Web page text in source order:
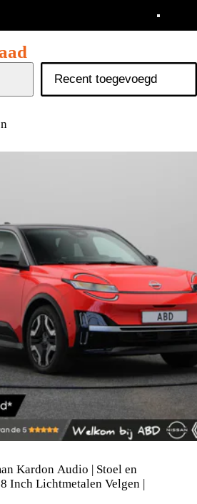
Kardon Audio | Stoel en
Inch Lichtmetalen Velgen |